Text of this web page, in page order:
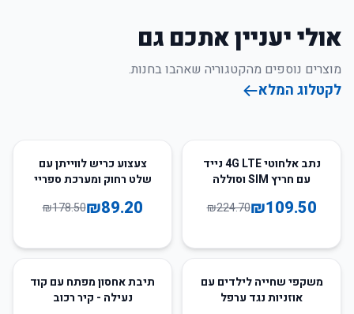
אולי יעניין אתכם גם
מוצרים נוספים מהקטגוריה שאהבו בחנות.
לקטלוג המלא
51
נתב אלחוטי 4G LTE נייד
עם חריץ SIM וסוללה
₪109.50
₪224.70
50
צעצוע כריש לווייתן עם
שלט רחוק ומערכת ספריי
₪89.20
₪178.50
51%משקפי שחייה לילדים עם
אוזניות נגד ערפל
18%תיבת אחסון מפתח עם קוד
נעילה - קיר רכוב